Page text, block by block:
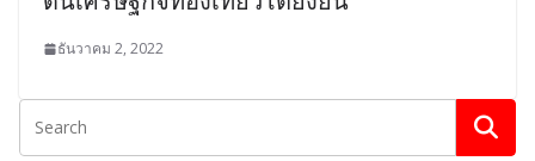
ธันวาคม 2, 2022